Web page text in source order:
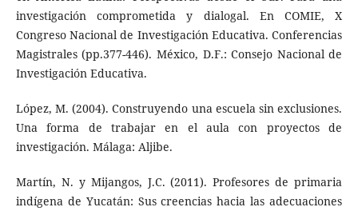
investigación comprometida y dialogal. En COMIE, X
Congreso Nacional de Investigación Educativa. Conferencias
Magistrales (pp.377-446). México, D.F.: Consejo Nacional de
Investigación Educativa.
López, M. (2004). Construyendo una escuela sin exclusiones.
Una forma de trabajar en el aula con proyectos de
investigación. Málaga: Aljibe.
Martín, N. y Mijangos, J.C. (2011). Profesores de primaria
indígena de Yucatán: Sus creencias hacia las adecuaciones